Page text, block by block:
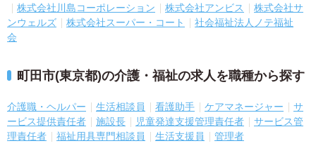
株式会社川島コーポレーション
株式会社アンビス
株式会社サ
ンウェルズ
株式会社スーパー・コート
社会福祉法人ノテ福祉
会
町田市(東京都)の介護・福祉の求人を職種から探す
介護職・ヘルパー 生活相談員 看護助手 ケアマネージャー
サ
ービス提供責任者
施設長 児童発達支援管理責任者
サービス管
理責任者
福祉用具専門相談員 生活支援員 管理者